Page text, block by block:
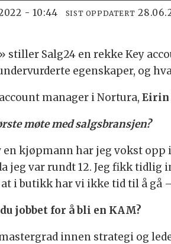
- 10:44 SIST OPPDATERT
stiller Salg24 en rekke Key
egenskaper, og
manager i Nortura,
møte med salgsbransjen?
en kjøpmann har jeg vokst
jeg var rundt 12. Jeg fikk
i butikk har vi ikke tid til å gå
jobbet for å bli en KAM?
innen strategi og